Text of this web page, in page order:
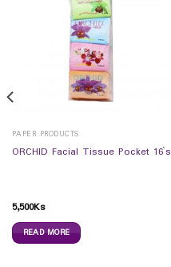
PAPER PRODUCTS
ORCHID Facial Tissue Pocket 16`s
5,500Ks
READ MORE